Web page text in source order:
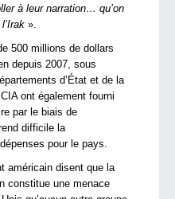
à leur narration… qu’on
».
500 millions de dollars
depuis 2007, sous
d’État et de la
ont également fourni
par le biais de
difficile la
pour le pays.
américain disent que la
constitue une menace